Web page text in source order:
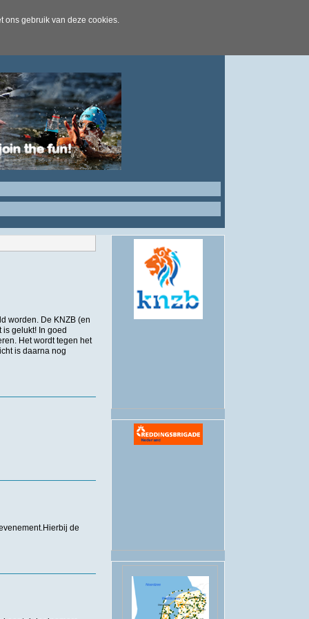
ons gebruik van deze cookies.
worden. De KNZB (en
gelukt! In goed
Het wordt tegen het
is daarna nog
de